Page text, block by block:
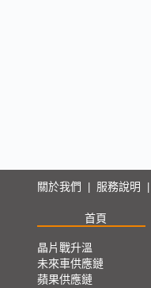
關於我們 服務說明
首頁
晶片戰升溫
未來車供應鏈
蘋果供應鏈